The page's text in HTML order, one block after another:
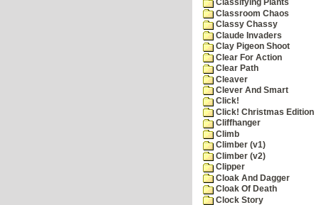
Classifying Plants
Classroom Chaos
Classy Chassy
Claude Invaders
Clay Pigeon Shoot
Clear For Action
Clear Path
Cleaver
Clever And Smart
Click!
Click! Christmas Edition
Cliffhanger
Climb
Climber (v1)
Climber (v2)
Clipper
Cloak And Dagger
Cloak Of Death
Clock Story